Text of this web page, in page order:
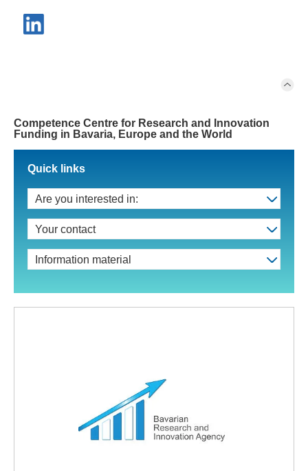
Competence Centre for Research and Innovation
Funding in Bavaria, Europe and the World
Quick links
Are you interested in:
Your contact
Information material